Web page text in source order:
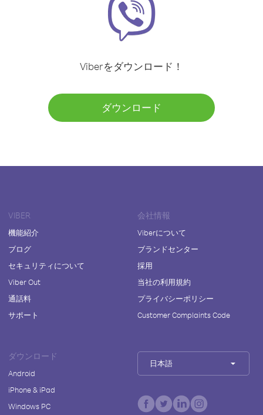
Viberをダウンロード！
ダウンロード
VIBER
機能紹介
ブログ
セキュリティについて
Viber Out
通話料
サポート
会社情報
Viberについて
ブランドセンター
採用
当社の利用規約
プライバシーポリシー
Customer Complaints Code
ダウンロード
Android
iPhone & iPad
Windows PC
日本語